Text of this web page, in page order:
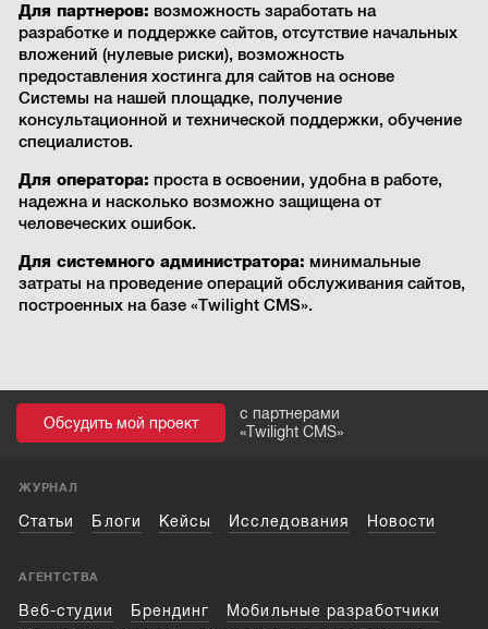
Для партнеров: возможность заработать на
разработке и поддержке сайтов, отсутствие начальных
вложений (нулевые риски), возможность
предоставления хостинга для сайтов на основе
Системы на нашей площадке, получение
консультационной и технической поддержки, обучение
специалистов.
Для оператора: проста в освоении, удобна в работе,
надежна и насколько возможно защищена от
человеческих ошибок.
Для системного администратора: минимальные
затраты на проведение операций обслуживания сайтов,
построенных на базе «Twilight CMS».
Обсудить мой проект
с партнерами
« Twilight CMS»
ЖУРНАЛ
Статьи Блоги Кейсы Исследования Новости
АГЕНТСТВА
Веб-студии Брендинг
Мобильные разработчики